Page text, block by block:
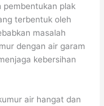
pembentukan plak
terbentuk oleh
masalah
dengan air garam
kebersihan
air hangat dan